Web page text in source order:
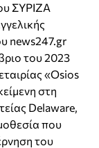
ΣΥΡΙΖΑ
news247.gr
του 2023
«Osios
στη
Delaware,
που
του